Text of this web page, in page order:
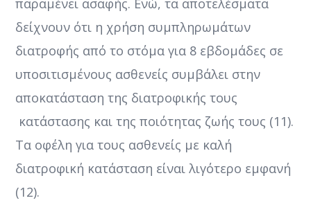
παραμένει ασαφής. Ενώ, τα αποτελέσματα
δείχνουν ότι η χρήση συμπληρωμάτων
διατροφής από το στόμα για 8 εβδομάδες σε
υποσιτισμένους ασθενείς συμβάλει στην
αποκατάσταση της διατροφικής τους
κατάστασης και της ποιότητας ζωής τους (11).
Τα οφέλη για τους ασθενείς με καλή
διατροφική κατάσταση είναι λιγότερο εμφανή
(12).